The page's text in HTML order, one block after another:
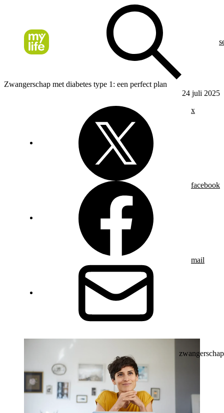
Zwangerschap met diabetes type 1: een perfect plan
24 juli 2025
x
facebook
mail
zwangerschap